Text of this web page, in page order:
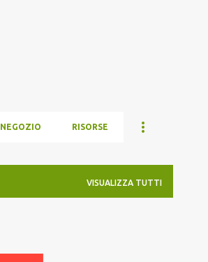
NEGOZIO RISORSE
VISUALIZZA TUTTI